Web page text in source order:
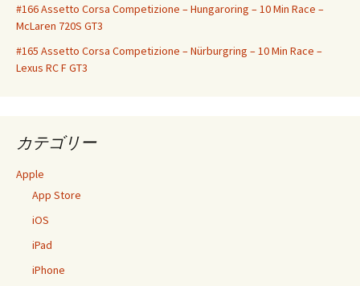
#166 Assetto Corsa Competizione – Hungaroring – 10 Min Race –
McLaren 720S GT3
#165 Assetto Corsa Competizione – Nürburgring – 10 Min Race –
Lexus RC F GT3
カテゴリー
Apple
App Store
iOS
iPad
iPhone